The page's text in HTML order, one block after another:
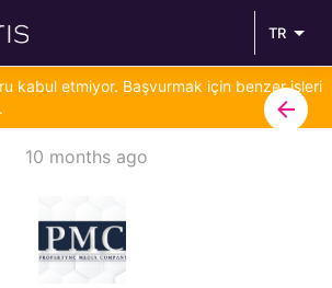
TR
kabul etmiyor. Başvurmak için benzer işleri
10 months ago